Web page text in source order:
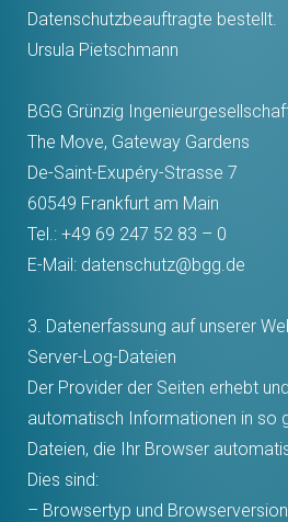
Datenschutzbeauftragte bestellt.
Ursula Pietschmann
BGG Grünzig
The Move, Gateway Gardens
De-Saint-Exupéry-Strasse 7
60549 Frankfurt am Main
Tel.: +49 69 247 52 83 – 0
E-Mail: datenschutz@bgg.de
3. Datenerfassung auf unserer
Server-Log-Dateien
Der Provider der Seiten erhebt
automatisch Informationen in so
Dateien, die Ihr Browser
Dies sind:
– Browsertyp und Browserversion